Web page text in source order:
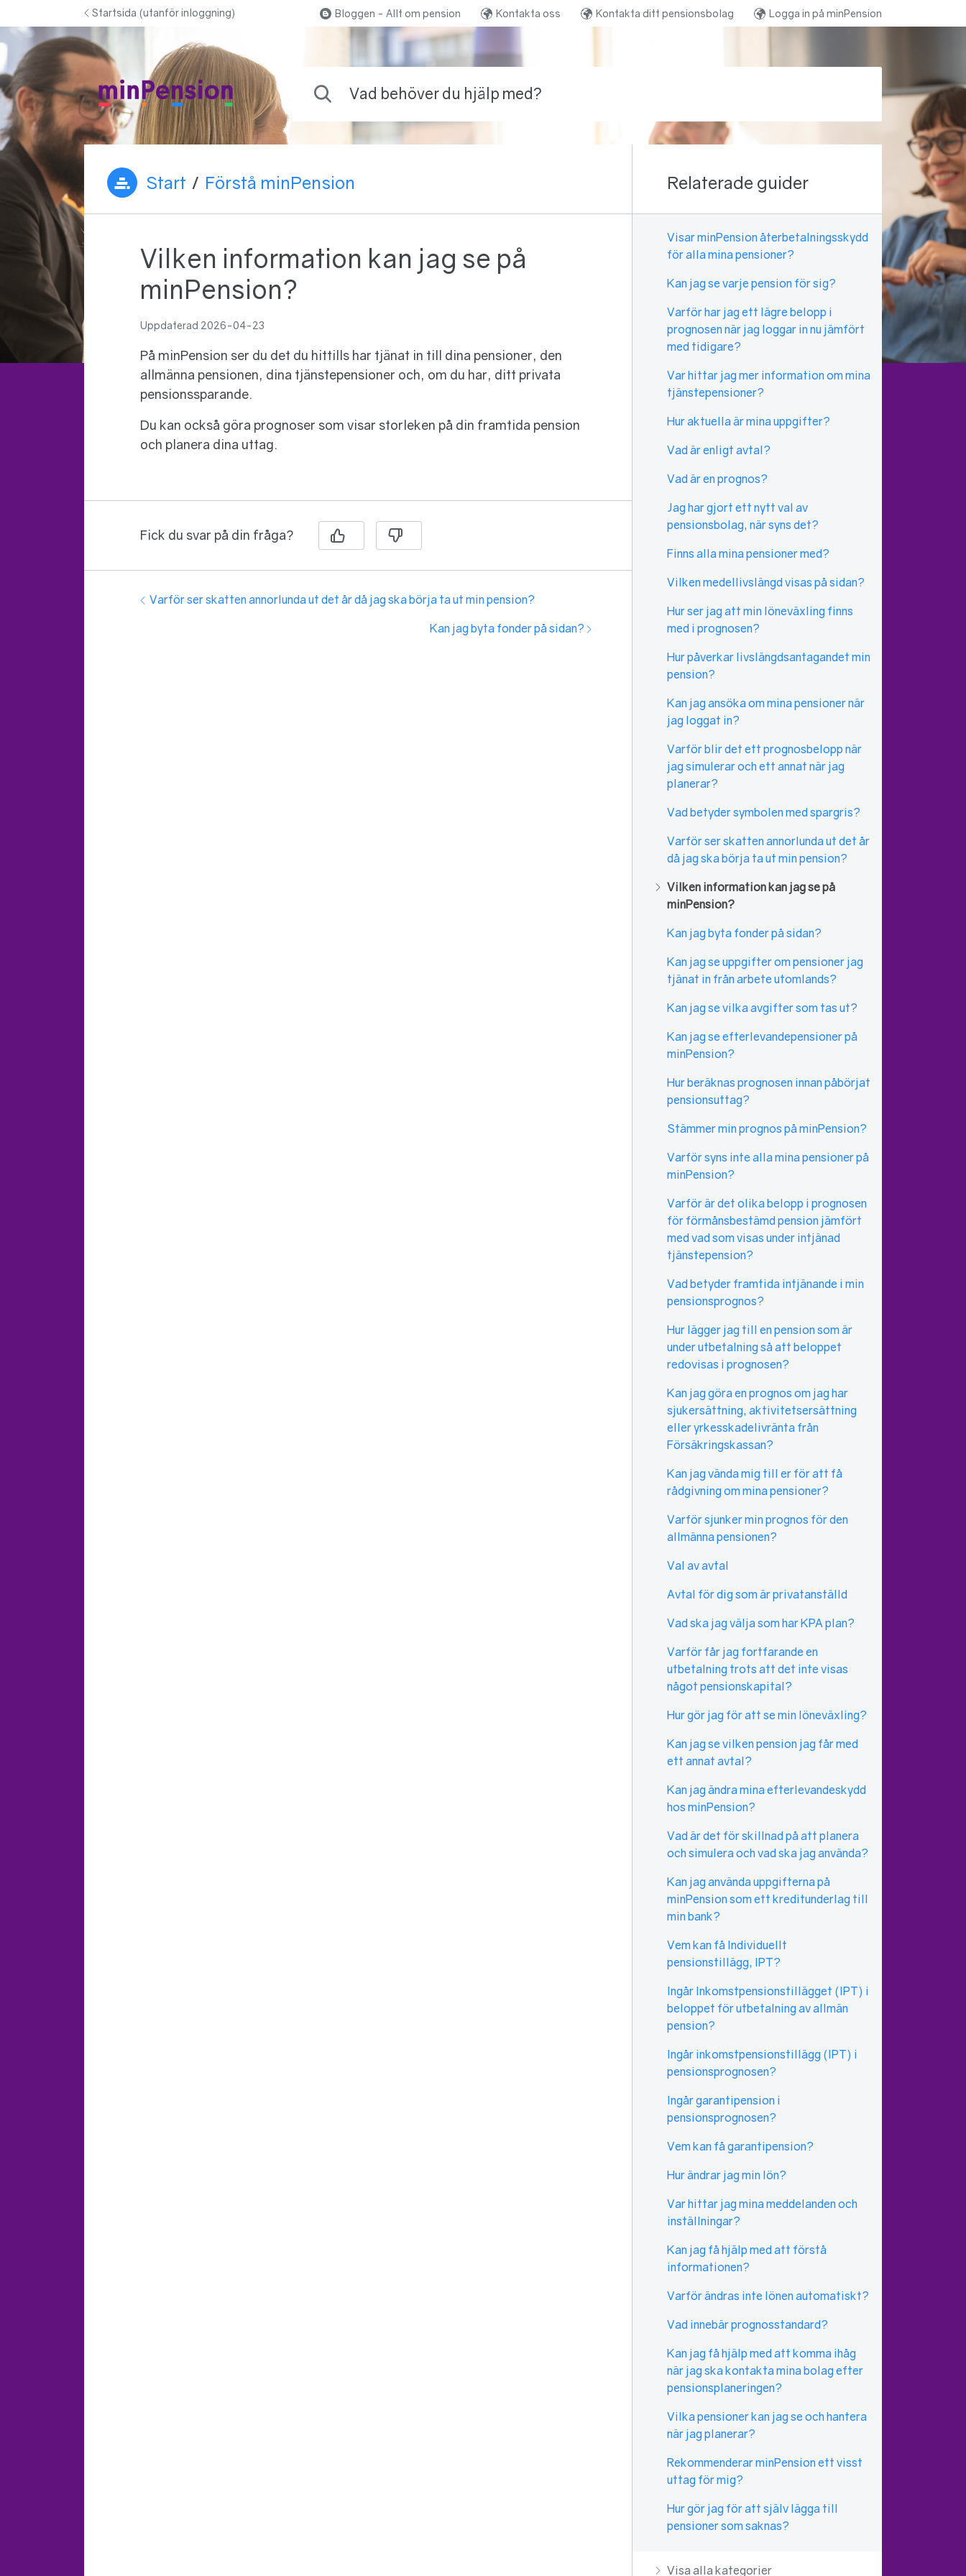
Hoppa till innehållStartsida (utanför inloggning) Bloggen - Allt om pension Kontakta oss Kontakta ditt pensionsbolag Logga in på minPension
Du är här:Start / Förstå minPension
Vilken information kan jag se på
minPension?
Uppdaterad 2026-04-23
På minPension ser du det du hittills har tjänat in till dina pensioner, den
allmänna pensionen, dina tjänstepensioner och, om du har, ditt privata
pensionssparande.
Du kan också göra prognoser som visar storleken på din framtida pension
och planera dina uttag.
Fick du svar på din fråga?
Guidenavigering
Föregående:
Varför ser skatten annorlunda ut det år då jag ska börja ta ut min pension?
Nästa:
Kan jag byta fonder på sidan?
Relaterade guider
Visar minPension återbetalningsskydd
för alla mina pensioner?
Kan jag se varje pension för sig?
Varför har jag ett lägre belopp i
prognosen när jag loggar in nu jämfört
med tidigare?
Var hittar jag mer information om mina
tjänstepensioner?
Hur aktuella är mina uppgifter?
Vad är enligt avtal?
Vad är en prognos?
Jag har gjort ett nytt val av
pensionsbolag, när syns det?
Finns alla mina pensioner med?
Vilken medellivslängd visas på sidan?
Hur ser jag att min löneväxling finns
med i prognosen?
Hur påverkar livslängdsantagandet min
pension?
Kan jag ansöka om mina pensioner när
jag loggat in?
Varför blir det ett prognosbelopp när
jag simulerar och ett annat när jag
planerar?
Vad betyder symbolen med spargris?
Varför ser skatten annorlunda ut det år
då jag ska börja ta ut min pension?
Vilken information kan jag se på
minPension?
Kan jag byta fonder på sidan?
Kan jag se uppgifter om pensioner jag
tjänat in från arbete utomlands?
Kan jag se vilka avgifter som tas ut?
Kan jag se efterlevandepensioner på
minPension?
Hur beräknas prognosen innan påbörjat
pensionsuttag?
Stämmer min prognos på minPension?
Varför syns inte alla mina pensioner på
minPension?
Varför är det olika belopp i prognosen
för förmånsbestämd pension jämfört
med vad som visas under intjänad
tjänstepension?
Vad betyder framtida intjänande i min
pensionsprognos?
Hur lägger jag till en pension som är
under utbetalning så att beloppet
redovisas i prognosen?
Kan jag göra en prognos om jag har
sjukersättning, aktivitetsersättning
eller yrkesskadelivränta från
Försäkringskassan?
Kan jag vända mig till er för att få
rådgivning om mina pensioner?
Varför sjunker min prognos för den
allmänna pensionen?
Val av avtal
Avtal för dig som är privatanställd
Vad ska jag välja som har KPA plan?
Varför får jag fortfarande en
utbetalning trots att det inte visas
något pensionskapital?
Hur gör jag för att se min löneväxling?
Kan jag se vilken pension jag får med
ett annat avtal?
Kan jag ändra mina efterlevandeskydd
hos minPension?
Vad är det för skillnad på att planera
och simulera och vad ska jag använda?
Kan jag använda uppgifterna på
minPension som ett kreditunderlag till
min bank?
Vem kan få Individuellt
pensionstillägg, IPT?
Ingår Inkomstpensionstillägget (IPT) i
beloppet för utbetalning av allmän
pension?
Ingår inkomstpensionstillägg (IPT) i
pensionsprognosen?
Ingår garantipension i
pensionsprognosen?
Vem kan få garantipension?
Hur ändrar jag min lön?
Var hittar jag mina meddelanden och
inställningar?
Kan jag få hjälp med att förstå
informationen?
Varför ändras inte lönen automatiskt?
Vad innebär prognosstandard?
Kan jag få hjälp med att komma ihåg
när jag ska kontakta mina bolag efter
pensionsplaneringen?
Vilka pensioner kan jag se och hantera
när jag planerar?
Rekommenderar minPension ett visst
uttag för mig?
Hur gör jag för att själv lägga till
pensioner som saknas?
Visa alla kategorier